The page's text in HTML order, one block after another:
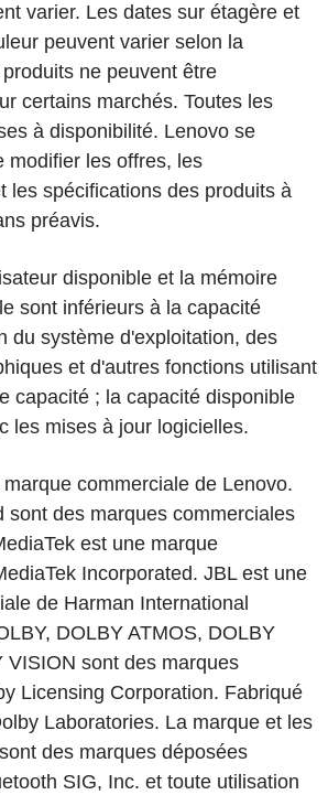
varier. Les dates sur étagère et
peuvent varier selon la
ne peuvent être
certains marchés. Toutes les
à disponibilité. Lenovo se
modifier les offres, les
les spécifications des produits à
préavis.
disponible et la mémoire
sont inférieurs à la capacité
du système d'exploitation, des
et d'autres fonctions utilisant
capacité ; la capacité disponible
les mises à jour logicielles.
commerciale de Lenovo.
sont des marques commerciales
est une marque
Incorporated. JBL est une
de Harman International
DOLBY ATMOS, DOLBY
VISION sont des marques
Licensing Corporation. Fabriqué
Laboratories. La marque et les
sont des marques déposées
SIG, Inc. et toute utilisation